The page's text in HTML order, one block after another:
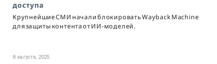
доступа
Крупнейшие СМИ начали блокировать Wayback Machine
для защиты контента от ИИ-моделей.
8 августа, 2025